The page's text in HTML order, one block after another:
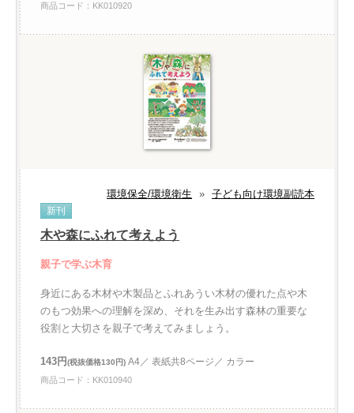
商品コード：KK010920
環境保全/環境衛生 » 子ども向け環境副読本
新刊
木や森にふれて考えよう
親子で学ぶ木育
身近にある木材や木製品とふれあうい木材の優れた点や木
のもつ効果への理解を深め、それを生み出す森林の重要な
役割と大切さを親子で考えてみましょう。
143円(税抜価格130円) A4／ 表紙共8ページ／ カラー
商品コード：KK010940